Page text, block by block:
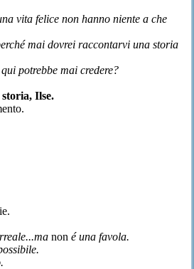
vita felice non hanno niente a che
mai dovrei raccontarvi una storia
potrebbe mai credere?
Ilse.
non é una favola.